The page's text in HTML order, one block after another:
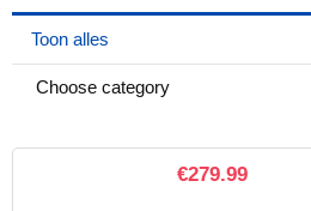
Toon alles
Choose category
€279.99